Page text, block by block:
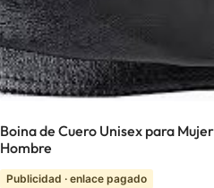
Boina de Cuero Unisex para
Hombre
Publicidad · enlace pagado